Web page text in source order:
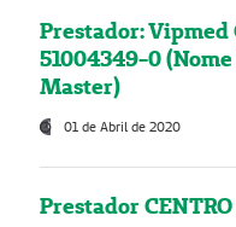
Prestador:
51004349-0
Master)
01 de Abril de 2020
Prestador